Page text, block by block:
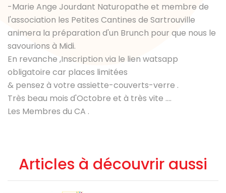
-Marie Ange Jourdant Naturopathe et membre de
l'association les Petites Cantines de Sartrouville
animera la préparation d'un Brunch pour que nous le
savourions à Midi.
En revanche ,Inscription via le lien watsapp
obligatoire car places limitées
& pensez à votre assiette-couverts-verre .
Très beau mois d'Octobre et à très vite ....
Les Membres du CA .
Articles à découvrir aussi